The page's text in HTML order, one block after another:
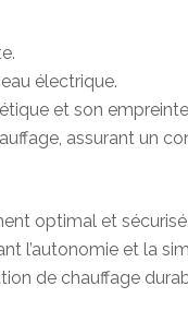
électrique.
et son
assurant un
optimal et sécurisé.
l’autonomie et la
de chauffage